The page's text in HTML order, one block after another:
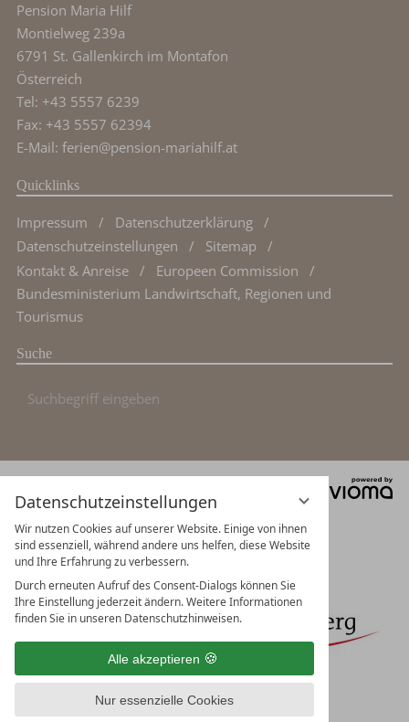
Datenschutzeinstellungen
Wir nutzen Cookies auf unserer Website. Einige von ihnen
sind essenziell, während andere uns helfen, diese Website
und Ihre Erfahrung zu verbessern.
Durch erneuten Aufruf des Consent-Dialogs können Sie
Ihre Einstellung jederzeit ändern. Weitere Informationen
finden Sie in unseren Datenschutzhinweisen.
Alle akzeptieren
Nur essenzielle Cookies
Pension Maria Hilf
Montielweg 239a
6791 St. Gallenkirch im Montafon
Österreich
Tel: +43 5557 6239
Fax: +43 5557 62394
E-Mail:ferien@pension-mariahilf.at
Quicklinks
Impressum
Datenschutzerklärung
Datenschutzeinstellungen
Sitemap
Kontakt & Anreise
Europeen Commission
Bundesministerium Landwirtschaft, Regionen und
Tourismus
Suche
Suchbegriff
eingeben
Europäischer Union